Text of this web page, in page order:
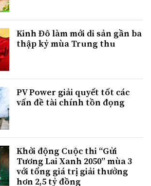
Kinh Đô làm mới di sản gần ba
thập kỷ mùa Trung thu
PV Power giải quyết tốt các
vấn đề tài chính tồn đọng
Khởi động Cuộc thi “Gửi
Tương Lai Xanh 2050” mùa 3
với tổng giá trị giải thưởng
hơn 2,5 tỷ đồng